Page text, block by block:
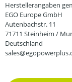
Herstellerangaben
EGO Europe GmbH
Autenbachstr. 11
71711 Steinheim /
Deutschland